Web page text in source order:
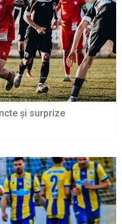
și surprize